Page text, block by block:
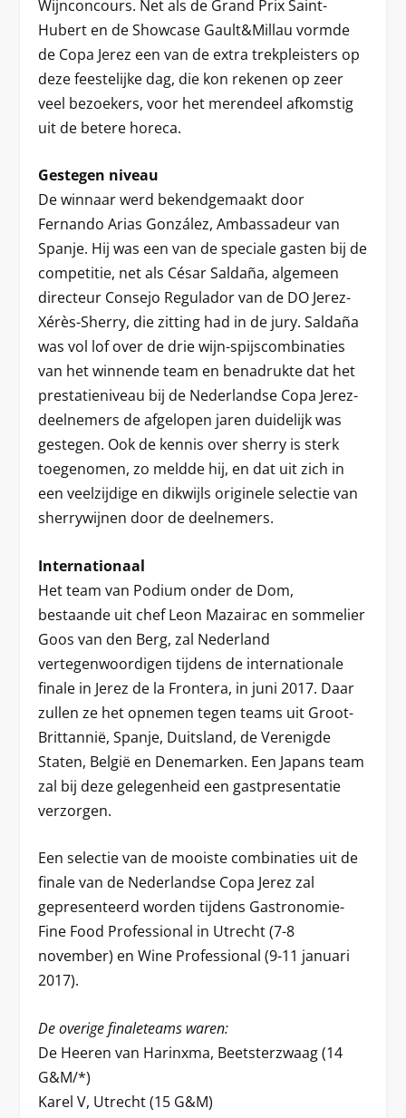
Wijnconcours. Net als de Grand Prix Saint-
Hubert en de Showcase Gault&Millau vormde
de Copa Jerez een van de extra trekpleisters op
deze feestelijke dag, die kon rekenen op zeer
veel bezoekers, voor het merendeel afkomstig
uit de betere horeca.
Gestegen niveau
De winnaar werd bekendgemaakt door
Fernando Arias González, Ambassadeur van
Spanje. Hij was een van de speciale gasten bij de
competitie, net als César Saldaña, algemeen
directeur Consejo Regulador van de DO Jerez-
Xérès-Sherry, die zitting had in de jury. Saldaña
was vol lof over de drie wijn-spijscombinaties
van het winnende team en benadrukte dat het
prestatieniveau bij de Nederlandse Copa Jerez-
deelnemers de afgelopen jaren duidelijk was
gestegen. Ook de kennis over sherry is sterk
toegenomen, zo meldde hij, en dat uit zich in
een veelzijdige en dikwijls originele selectie van
sherrywijnen door de deelnemers.
Internationaal
Het team van Podium onder de Dom,
bestaande uit chef Leon Mazairac en sommelier
Goos van den Berg, zal Nederland
vertegenwoordigen tijdens de internationale
finale in Jerez de la Frontera, in juni 2017. Daar
zullen ze het opnemen tegen teams uit Groot-
Brittannië, Spanje, Duitsland, de Verenigde
Staten, België en Denemarken. Een Japans team
zal bij deze gelegenheid een gastpresentatie
verzorgen.
Een selectie van de mooiste combinaties uit de
finale van de Nederlandse Copa Jerez zal
gepresenteerd worden tijdens Gastronomie-
Fine Food Professional in Utrecht (7-8
november) en Wine Professional (9-11 januari
2017).
De overige finaleteams waren:
De Heeren van Harinxma, Beetsterzwaag (14
G&M/*)
Karel V, Utrecht (15 G&M)